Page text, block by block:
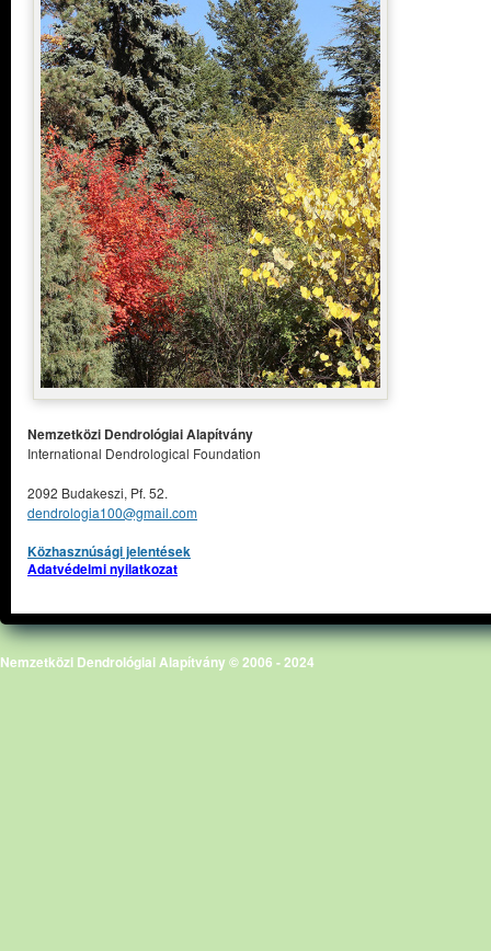
Nemzetközi Dendrológiai Alapítvány
International Dendrological Foundation
2092 Budakeszi, Pf. 52.
dendrologia100@gmail.com
Közhasznúsági jelentések
Adatvédelmi nyilatkozat
Nemzetközi Dendrológiai Alapítvány © 2006 - 2024